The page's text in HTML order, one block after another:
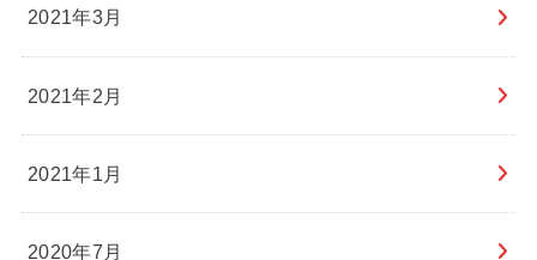
2021年3月
2021年2月
2021年1月
2020年7月